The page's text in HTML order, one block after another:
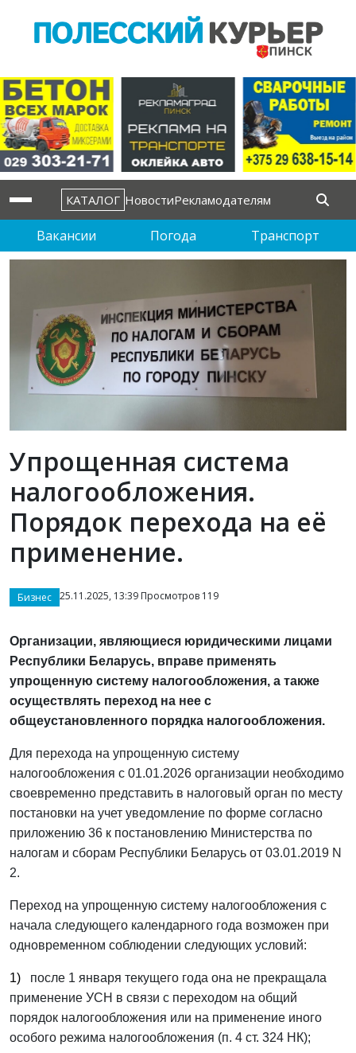
КАТАЛОГ НовостиРекламодателям
Вакансии Погода Транспорт
Упрощенная система
налогообложения.
Порядок перехода на её
применение.
Бизнес 25.11.2025, 13:39 Просмотров 119
Организации, являющиеся юридическими лицами
Республики Беларусь, вправе применять
упрощенную систему налогообложения, а также
осуществлять переход на нее с
общеустановленного порядка налогообложения.
Для перехода на упрощенную систему
налогообложения с 01.01.2026 организации необходимо
своевременно представить в налоговый орган по месту
постановки на учет уведомление по форме согласно
приложению 36 к постановлению Министерства по
налогам и сборам Республики Беларусь от 03.01.2019 N
2.
Переход на упрощенную систему налогообложения с
начала следующего календарного года возможен при
одновременном соблюдении следующих условий:
1)
после 1 января текущего года она не прекращала
применение УСН в связи с переходом на общий
порядок налогообложения или на применение иного
особого режима налогообложения (п. 4 ст. 324 НК);